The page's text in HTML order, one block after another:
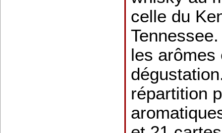
celle du
les
répartition